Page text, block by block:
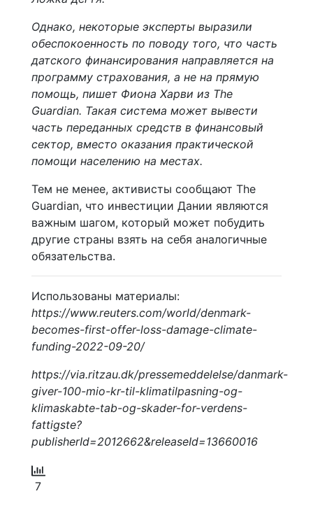
Однако, некоторые эксперты выразили
обеспокоенность по поводу того, что часть
датского финансирования направляется на
программу страхования, а не на прямую
помощь, пишет Фиона Харви из The
Guardian. Такая система может вывести
часть переданных средств в финансовый
сектор, вместо оказания практической
помощи населению на местах.
Тем не менее, активисты сообщают The
Guardian, что инвестиции Дании являются
важным шагом, который может побудить
другие страны взять на себя аналогичные
обязательства.
Использованы материалы:
https://www.reuters.com/world/denmark-
becomes-first-offer-loss-damage-climate-
funding-2022-09-20/
https://via.ritzau.dk/pressemeddelelse/danmark-
giver-100-mio-kr-til-klimatilpasning-og-
klimaskabte-tab-og-skader-for-verdens-
fattigste?
publisherId=2012662&releaseId=13660016
7